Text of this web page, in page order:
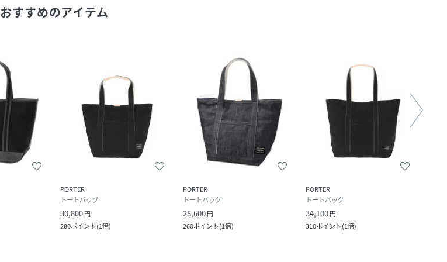
おすすめのアイテム
PORTER
トートバッグ
30,800円
280ポイント(1倍)
PORTER
トートバッグ
28,600円
260ポイント(1倍)
PORTER
トートバッグ
34,100円
310ポイント(1倍)